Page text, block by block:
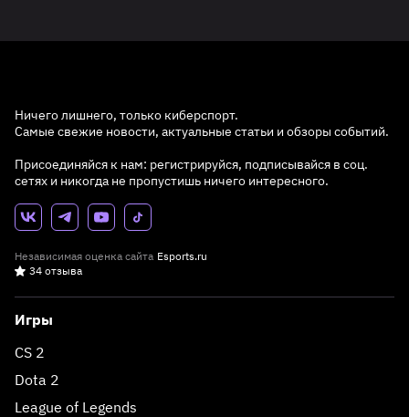
Ничего лишнего, только киберспорт.
Самые свежие новости, актуальные статьи и обзоры событий.
Присоединяйся к нам: регистрируйся, подписывайся в соц.
сетях и никогда не пропустишь ничего интересного.
Независимая оценка сайта Esports.ru
34 отзыва
Игры
CS 2
Dota 2
League of Legends